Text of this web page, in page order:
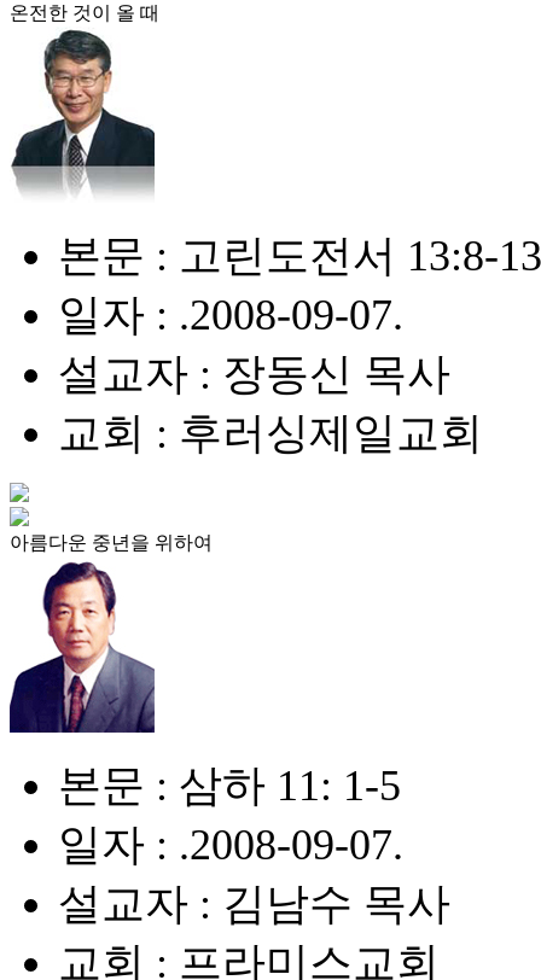
온전한 것이 올 때
본문 : 고린도전서 13:8-13
일자 : .2008-09-07.
설교자 : 장동신 목사
교회 : 후러싱제일교회
아름다운 중년을 위하여
본문 : 삼하 11: 1-5
일자 : .2008-09-07.
설교자 : 김남수 목사
교회 : 프라미스교회